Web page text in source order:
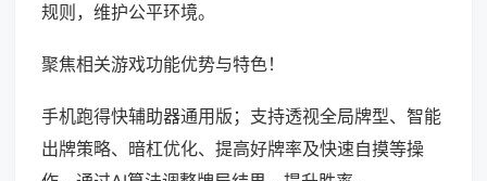
规则，维护公平环境。
聚焦相关游戏功能优势与特色！
手机跑得快辅助器通用版；支持透视全局牌型、智能
出牌策略、暗杠优化、提高好牌率及快速自摸等操